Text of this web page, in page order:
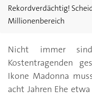
Rekordverdächtig!
Millionenbereich
Nicht immer
Kostentragenden
Ikone Madonna
acht Jahren Ehe